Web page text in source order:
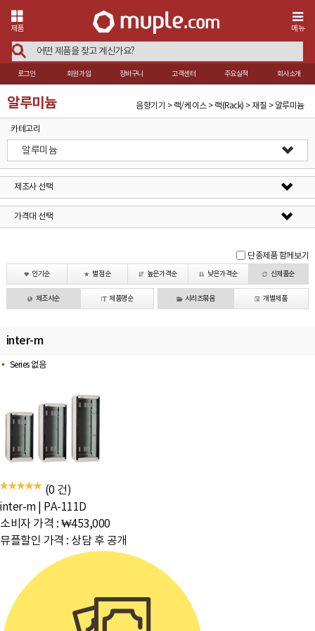
제품 메뉴
로그인 회원가입 장바구니 고객센터 주요실적 회사소개
알루미늄 음향기기 > 랙/케이스 > 랙(Rack) > 재질 > 알루미늄
카테고리
알루미늄
제조사 선택
가격대 선택
단종제품 함께보기
인기순 별점순 높은가격순 낮은가격순 신제품순
제조사순 제품명순 시리즈묶음 개별제품
inter-m
Series 없음
(0 건)
inter-m
PA-111D
소비자 가격 : ₩453,000
뮤플할인 가격 : 상담 후 공개